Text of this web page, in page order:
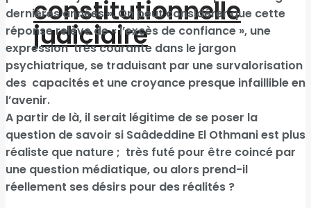
constitutionnelle
judiciaire
dernières années ». On peut considérer que cette
réponse relève de « l’excès de confiance », une
expression très courante dans le jargon
psychiatrique, se traduisant par une survalorisation
des capacités et une croyance presque infaillible en
l’avenir.
A partir de là, il serait légitime de se poser la
question de savoir si Saâdeddine El Othmani est plus
réaliste que nature ; très futé pour être coincé par
une question médiatique, ou alors prend-il
réellement ses désirs pour des réalités ?